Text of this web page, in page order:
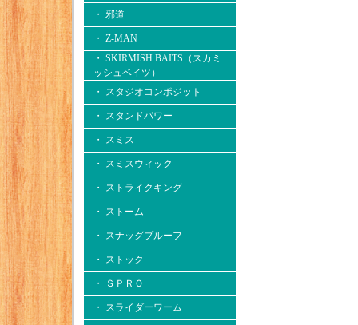
・ 邪道
・ Z-MAN
・ SKIRMISH BAITS（スカミ
ッシュベイツ）
・ スタジオコンポジット
・ スタンドパワー
・ スミス
・ スミスウィック
・ ストライクキング
・ ストーム
・ スナッグプルーフ
・ ストック
・ ＳＰＲＯ
・ スライダーワーム